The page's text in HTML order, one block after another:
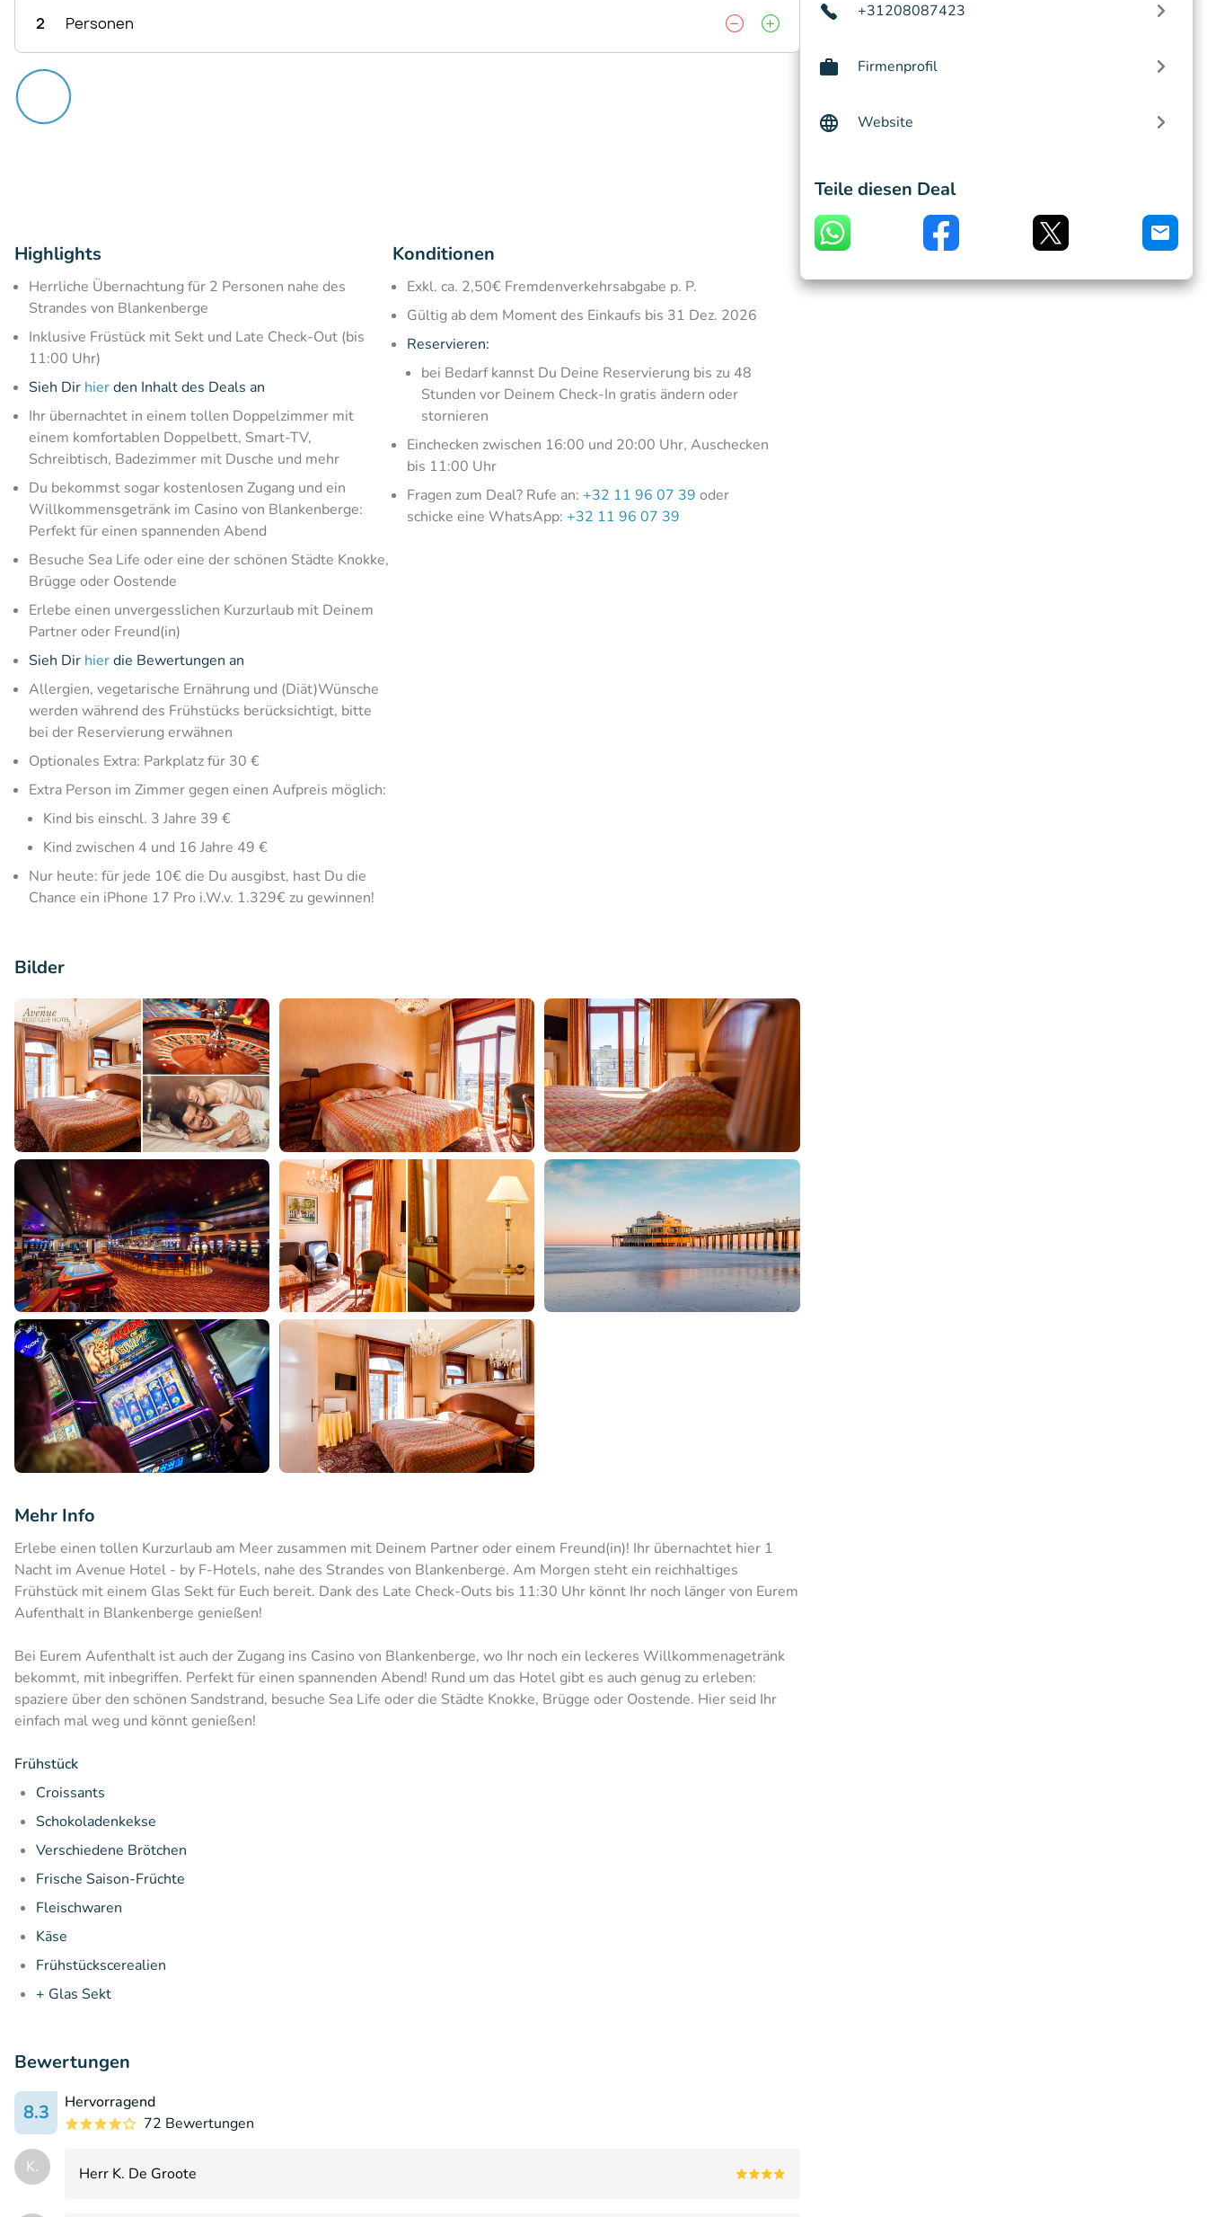
2 Personen
Highlights
Herrliche Übernachtung für 2 Personen nahe des
Strandes von Blankenberge
Inklusive Früstück mit Sekt und Late Check-Out (bis
11:00 Uhr)
Sieh Dir hierden Inhalt des Deals an
Ihr übernachtet in einem tollen Doppelzimmer mit
einem komfortablen Doppelbett, Smart-TV,
Schreibtisch, Badezimmer mit Dusche und mehr
Du bekommst sogar kostenlosen Zugang und ein
Willkommensgetränk im Casino von Blankenberge:
Perfekt für einen spannenden Abend
Besuche Sea Life oder eine der schönen Städte Knokke,
Brügge oder Oostende
Erlebe einen unvergesslichen Kurzurlaub mit Deinem
Partner oder Freund(in)
Sieh Dir hierdie Bewertungen an
Allergien, vegetarische Ernährung und (Diät)Wünsche
werden während des Frühstücks berücksichtigt, bitte
bei der Reservierung erwähnen
Optionales Extra: Parkplatz für 30 €
Extra Person im Zimmer gegen einen Aufpreis möglich:
Kind bis einschl. 3 Jahre 39 €
Kind zwischen 4 und 16 Jahre 49 €
Nur heute: für jede 10€ die Du ausgibst, hast Du die
Chance ein iPhone 17 Pro i.W.v. 1.329€ zu gewinnen!
Konditionen
Exkl. ca. 2,50€ Fremdenverkehrsabgabe p. P.
Gültig ab dem Moment des Einkaufs bis 31 Dez. 2026
Reservieren:
bei Bedarf kannst Du Deine Reservierung bis zu 48
Stunden vor Deinem Check-In gratis ändern oder
stornieren
Einchecken zwischen 16:00 und 20:00 Uhr, Auschecken
bis 11:00 Uhr
Fragen zum Deal? Rufe an:+32 11 96 07 39 oder
schicke eine WhatsApp:+32 11 96 07 39
Bilder
Mehr Info
Erlebe einen tollen Kurzurlaub am Meer zusammen mit Deinem Partner oder einem Freund(in)! Ihr übernachtet hier 1
Nacht im Avenue Hotel - by F-Hotels, nahe des Strandes von Blankenberge. Am Morgen steht ein reichhaltiges
Frühstück mit einem Glas Sekt für Euch bereit. Dank des Late Check-Outs bis 11:30 Uhr könnt Ihr noch länger von Eurem
Aufenthalt in Blankenberge genießen!
Bei Eurem Aufenthalt ist auch der Zugang ins Casino von Blankenberge, wo Ihr noch ein leckeres Willkommenagetränk
bekommt, mit inbegriffen. Perfekt für einen spannenden Abend! Rund um das Hotel gibt es auch genug zu erleben:
spaziere über den schönen Sandstrand, besuche Sea Life oder die Städte Knokke, Brügge oder Oostende. Hier seid Ihr
einfach mal weg und könnt genießen!
Frühstück
Croissants
Schokoladenkekse
Verschiedene Brötchen
Frische Saison-Früchte
Fleischwaren
Käse
Frühstückscerealien
+ Glas Sekt
Bewertungen
8.3
Hervorragend
72 Bewertungen
K. Herr K. De Groote
+31208087423
Firmenprofil
Website
Teile diesen Deal